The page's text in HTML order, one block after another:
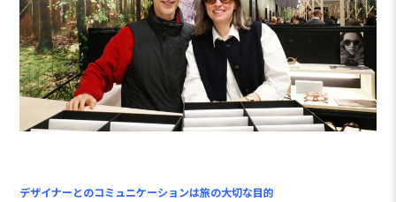
デザイナーとのコミュニケーションは旅の大切な目的